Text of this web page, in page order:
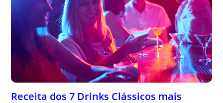
Receita dos 7 Drinks Clássicos mais